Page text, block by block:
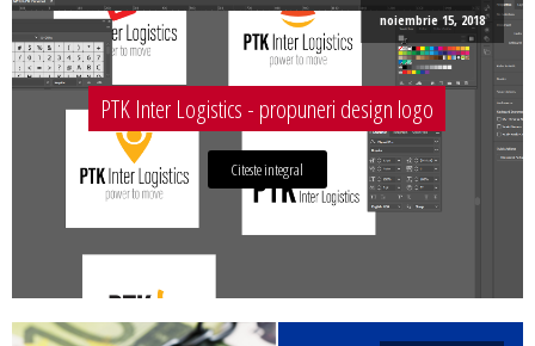
noiembrie 15, 2018
PTK Inter Logistics - propuneri design logo
Citeste integral